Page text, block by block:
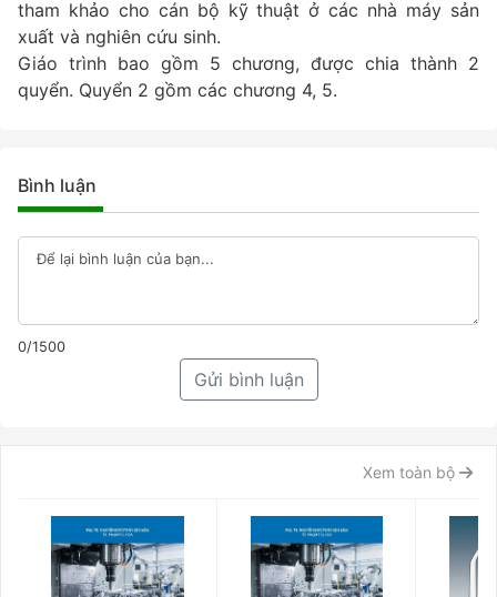
tham khảo cho cán bộ kỹ thuật ở các nhà máy sản
xuất và nghiên cứu sinh.
Giáo trình bao gồm 5 chương, được chia thành 2
quyển. Quyển 2 gồm các chương 4, 5.
Bình luận
0/1500
Gửi bình luận
Xem toàn bộ